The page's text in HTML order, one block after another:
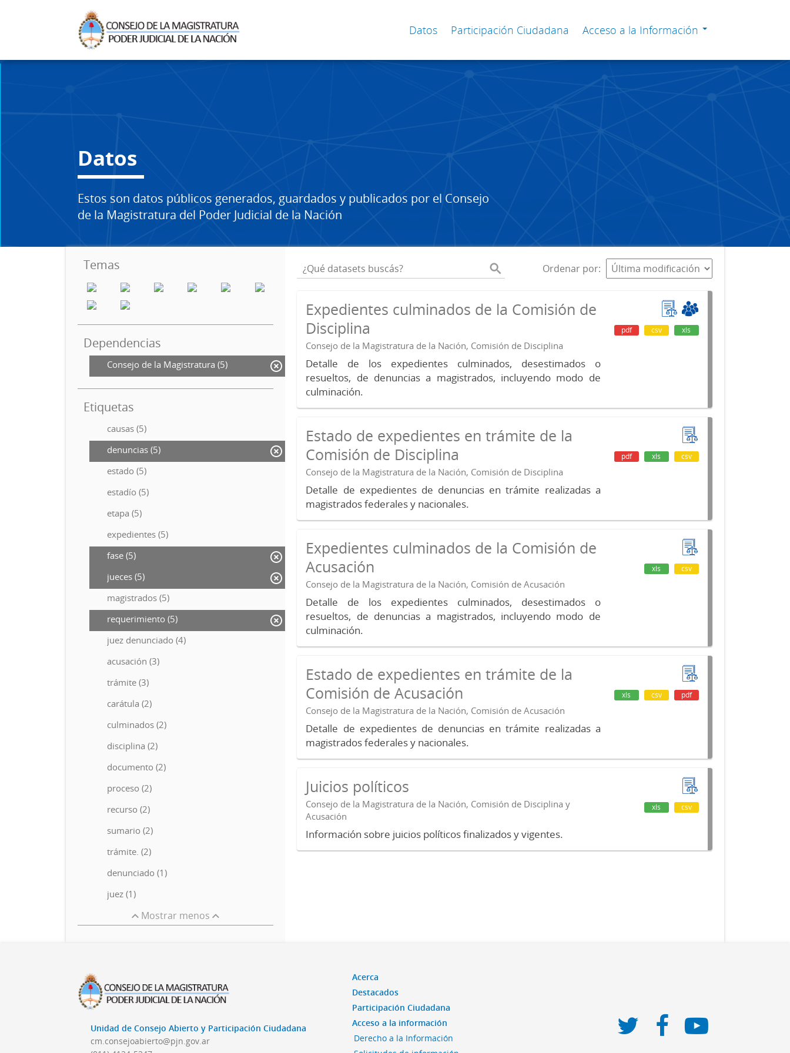
Datos Participación Ciudadana Acceso a la Información
Datos
Estos son datos públicos generados, guardados y publicados por el Consejo
de la Magistratura del Poder Judicial de la Nación
Temas
Dependencias
Consejo de la Magistratura (5)
Etiquetas
causas (5)
denuncias (5)
estado (5)
estadío (5)
etapa (5)
expedientes (5)
fase (5)
jueces (5)
magistrados (5)
requerimiento (5)
juez denunciado (4)
acusación (3)
trámite (3)
carátula (2)
culminados (2)
disciplina (2)
documento (2)
proceso (2)
recurso (2)
sumario (2)
trámite. (2)
denunciado (1)
juez (1)
Mostrar menos
Ordenar por
Expedientes culminados de la Comisión de
Disciplina
Consejo de la Magistratura de la Nación, Comisión de Disciplina
Detalle de los expedientes culminados, desestimados o
resueltos, de denuncias a magistrados, incluyendo modo de
culminación.
pdf csv xls
Estado de expedientes en trámite de la
Comisión de Disciplina
Consejo de la Magistratura de la Nación, Comisión de Disciplina
Detalle de expedientes de denuncias en trámite realizadas a
magistrados federales y nacionales.
pdf xls csv
Expedientes culminados de la Comisión de
Acusación
Consejo de la Magistratura de la Nación, Comisión de Acusación
Detalle de los expedientes culminados, desestimados o
resueltos, de denuncias a magistrados, incluyendo modo de
culminación.
xls csv
Estado de expedientes en trámite de la
Comisión de Acusación
Consejo de la Magistratura de la Nación, Comisión de Acusación
Detalle de expedientes de denuncias en trámite realizadas a
magistrados federales y nacionales.
xls csv pdf
Juicios políticos
Consejo de la Magistratura de la Nación, Comisión de Disciplina y
Acusación
Información sobre juicios políticos finalizados y vigentes.
xls csv
Unidad de Consejo Abierto y Participación Ciudadana
cm.consejoabierto@pjn.gov.ar
Acerca
Destacados
Participación Ciudadana
Acceso a la información
Derecho a la Información